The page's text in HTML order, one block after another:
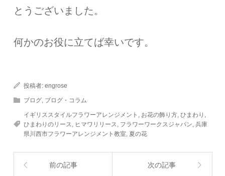
とうございました。
何かのお役に立てば幸いです。
投稿者:engrose
ブログ ブログ・コラム
イギリススタイルフラワーアレンジメント お花の飾り方 ,ひまわり
ひまわりのリース
ヒマワリリース フラワーワークスジャパン ,兵庫
県川西市フラワーアレンジメント教室 夏の花
前の記事 次の記事